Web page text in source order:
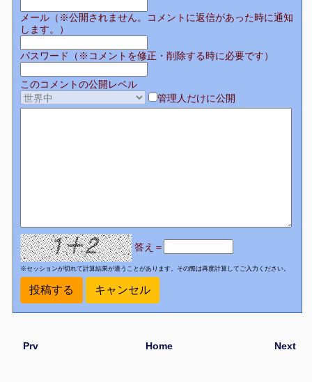
メール（※公開されません。コメントに返信があった時に通知
します。）
パスワード（※コメントを修正・削除する時に必要です）
このコメントの公開レベル
管理人だけに公開
答え＝
※セッションが切れて計算結果が違うことがあります。その際は再度計算してご入力ください。
Prv Next
Home